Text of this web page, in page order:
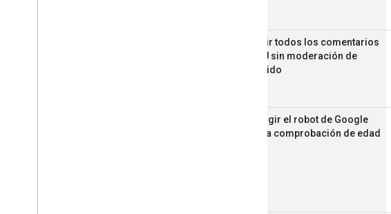
Permitir todos los comentarios
de CGU sin moderación de
contenido
Restringir el robot de Google
con una comprobación de edad